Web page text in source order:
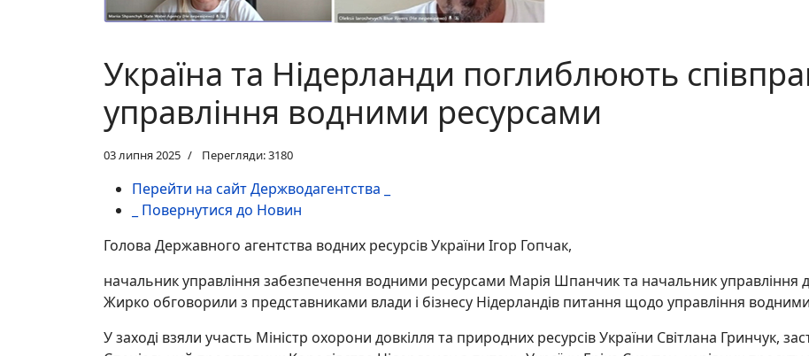
Україна та Нідерланди поглиблюють
управління водними ресурсами
03 липня 2025 Перегляди: 3180
Перейти на сайт Держводагентства _
_ Повернутися до Новин
Голова Державного агентства водних ресурсів України Ігор Гопчак,
начальник управління забезпечення водними ресурсами Марія Шпанчик та начальник управління
Жирко обговорили з представниками влади і бізнесу Нідерландів питання щодо управління
У заході взяли участь Міністр охорони довкілля та природних ресурсів України Світлана Гринчук,